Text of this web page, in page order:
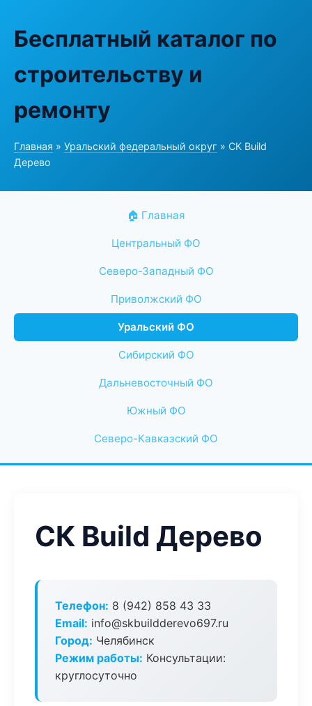
Бесплатный каталог по
строительству и
ремонту
Главная » Уральский федеральный округ » СК Build
Дерево
🏠 Главная
Центральный ФО
Северо-Западный ФО
Приволжский ФО
Уральский ФО
Сибирский ФО
Дальневосточный ФО
Южный ФО
Северо-Кавказский ФО
СК Build Дерево
Телефон: 8 (942) 858 43 33
Email: info@skbuildderevo697.ru
Город: Челябинск
Режим работы: Консультации:
круглосуточно